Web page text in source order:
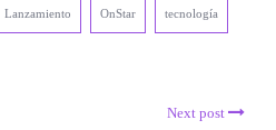
Lanzamiento OnStar tecnología
Next post